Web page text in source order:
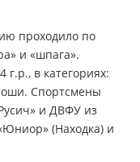
проходило по
и «шпага».
г.р., в категориях:
Спортсмены
и ДВФУ из
(Находка) и